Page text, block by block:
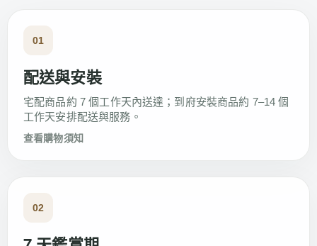
01
配送與安裝
宅配商品約 7 個工作天內送達；到府安裝商品約 7–14 個
工作天安排配送與服務。
查看購物須知
02